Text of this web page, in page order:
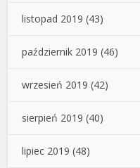
listopad 2019 (43)
październik 2019 (46)
wrzesień 2019 (42)
sierpień 2019 (40)
lipiec 2019 (48)